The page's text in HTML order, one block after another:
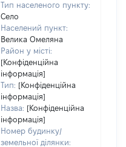
Тип населеного пункту:
Село
Населений пункт:
Велика Омеляна
Район у місті:
[Конфіденційна
інформація]
Тип: [Конфіденційна
інформація]
Назва: [Конфіденційна
інформація]
Номер будинку/
земельної ділянки: